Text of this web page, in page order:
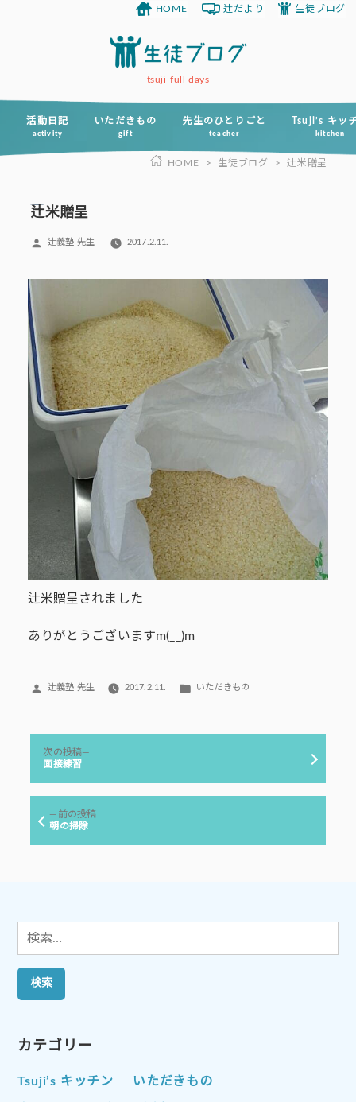
ツ
tsuji-full days
活動日記
activity
いただきもの
gift
先生のひとりごと
teacher
Tsuji’s キッ
kitchen
HOME 辻だより 生徒ブログ
HOME > 生徒ブログ > 辻米贈呈
辻米贈呈
投
辻義塾 先生 2017.2.11.
辻米贈呈されました
ありがとうございますm(__)m
投
辻義塾 先生 2017.2.11.
カ
リ
いただきもの
ナ
ー
前の投稿前
朝の掃除
次の投稿
面接練習
検
索:
カテゴリー
Tsuji’s キッチン いただきもの